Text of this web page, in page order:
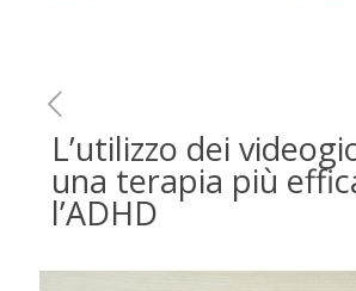
L’utilizzo dei
una terapia più
l’ADHD